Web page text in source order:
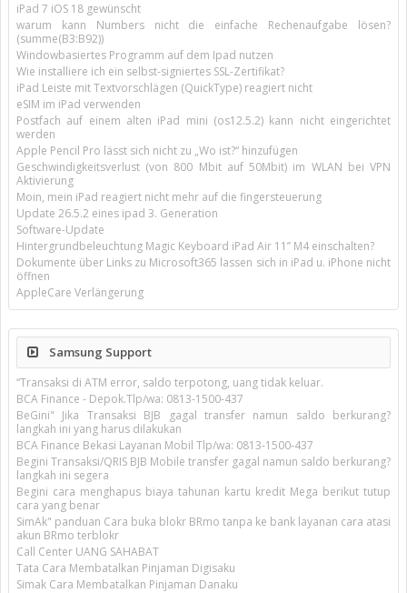
iPad 7 iOS 18 gewünscht
warum kann Numbers nicht die einfache Rechenaufgabe lösen?
(summe(B3:B92))
Windowbasiertes Programm auf dem Ipad nutzen
Wie installiere ich ein selbst-signiertes SSL-Zertifikat?
iPad Leiste mit Textvorschlägen (QuickType) reagiert nicht
eSIM im iPad verwenden
Postfach auf einem alten iPad mini (os12.5.2) kann nicht eingerichtet
werden
Apple Pencil Pro lässt sich nicht zu „Wo ist?“ hinzufügen
Geschwindigkeitsverlust (von 800 Mbit auf 50Mbit) im WLAN bei VPN
Aktivierung
Moin, mein iPad reagiert nicht mehr auf die fingersteuerung
Update 26.5.2 eines ipad 3. Generation
Software-Update
Hintergrundbeleuchtung Magic Keyboard iPad Air 11’’ M4 einschalten?
Dokumente über Links zu Microsoft365 lassen sich in iPad u. iPhone nicht
öffnen
AppleCare Verlängerung
Samsung Support
“Transaksi di ATM error, saldo terpotong, uang tidak keluar.
BCA Finance - Depok.Tlp/wa: 0813-1500-437
BeGini" Jika Transaksi BJB gagal transfer namun saldo berkurang?
langkah ini yang harus dilakukan
BCA Finance Bekasi Layanan Mobil Tlp/wa: 0813-1500-437
Begini Transaksi/QRIS BJB Mobile transfer gagal namun saldo berkurang?
langkah ini segera
Begini cara menghapus biaya tahunan kartu kredit Mega berikut tutup
cara yang benar
SimAk" panduan Cara buka blokr BRmo tanpa ke bank layanan cara atasi
akun BRmo terblokr
Call Center UANG SAHABAT
Tata Cara Membatalkan Pinjaman Digisaku
Simak Cara Membatalkan Pinjaman Danaku